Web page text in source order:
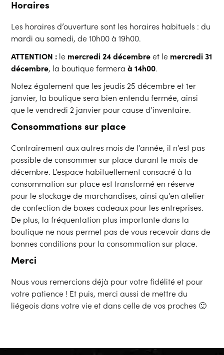
Horaires
Les horaires d’ouverture sont les horaires habituels : du
mardi au samedi, de 10h00 à 19h00.
ATTENTION : le mercredi 24 décembreet le mercredi 31
décembre, la boutique fermeraà 14h00.
Notez également que les jeudis 25 décembre et 1er
janvier, la boutique sera bien entendu fermée, ainsi
que le vendredi 2 janvier pour cause d’inventaire.
Consommations sur place
Contrairement aux autres mois de l’année, il n’est pas
possible de consommer sur place durant le mois de
décembre. L’espace habituellement consacré à la
consommation sur place est transformé en réserve
pour le stockage de marchandises, ainsi qu’en atelier
de confection de boxes cadeaux pour les entreprises.
De plus, la fréquentation plus importante dans la
boutique ne nous permet pas de vous recevoir dans de
bonnes conditions pour la consommation sur place.
Merci
Nous vous remercions déjà pour votre fidélité et pour
votre patience ! Et puis, merci aussi de mettre du
liégeois dans votre vie et dans celle de vos proches 🙂